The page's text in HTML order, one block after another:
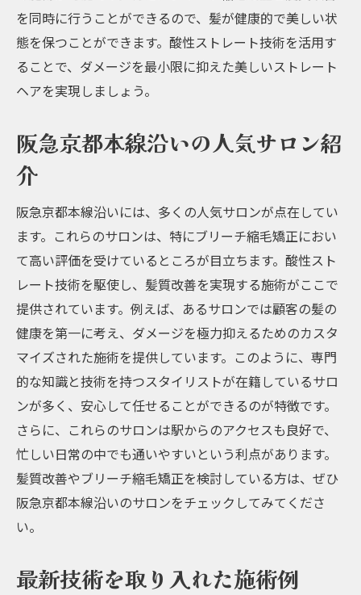
を同時に行うことができるので、髪が健康的で美しい状
態を保つことができます。酸性ストレート技術を活用す
ることで、ダメージを最小限に抑えた美しいストレート
ヘアを実現しましょう。
阪急京都本線沿いの人気サロン紹
介
阪急京都本線沿いには、多くの人気サロンが点在してい
ます。これらのサロンは、特にブリーチ縮毛矯正におい
て高い評価を受けているところが目立ちます。酸性スト
レート技術を駆使し、髪質改善を実現する施術がここで
提供されています。例えば、あるサロンでは顧客の髪の
健康を第一に考え、ダメージを極力抑えるためのカスタ
マイズされた施術を提供しています。このように、専門
的な知識と技術を持つスタイリストが在籍しているサロ
ンが多く、安心して任せることができるのが特徴です。
さらに、これらのサロンは駅からのアクセスも良好で、
忙しい日常の中でも通いやすいという利点があります。
髪質改善やブリーチ縮毛矯正を検討している方は、ぜひ
阪急京都本線沿いのサロンをチェックしてみてくださ
い。
最新技術を取り入れた施術例